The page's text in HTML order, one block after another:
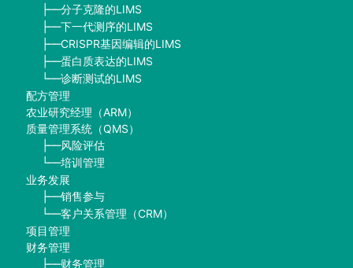
├──分子克隆的LIMS
├──下一代测序的LIMS
├──CRISPR基因编辑的LIMS
├──蛋白质表达的LIMS
└──诊断测试的LIMS
配方管理
农业研究经理（ARM）
质量管理系统（QMS）
├──风险评估
└──培训管理
业务发展
├──销售参与
└──客户关系管理（CRM）
项目管理
财务管理
├──财务管理